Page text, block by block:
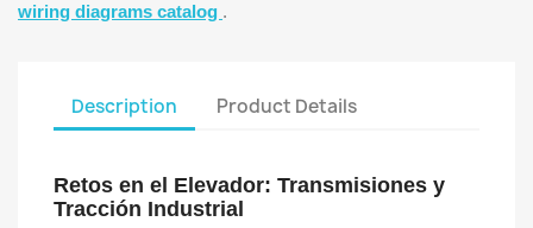
wiring diagrams catalog .
Description Product Details
Retos en el Elevador: Transmisiones y
Tracción Industrial